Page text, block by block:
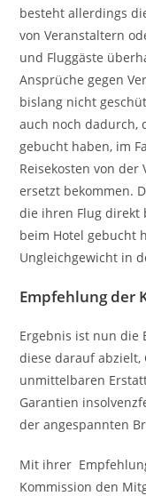
besteht allerdings
von Veranstaltern
und Fluggäste
Ansprüche gegen
bislang nicht
auch noch dadurch,
gebucht haben, im
Reisekosten von der
ersetzt bekommen.
die ihren Flug
beim Hotel gebucht
Ungleichgewicht in
Empfehlung der
Ergebnis ist nun die
diese darauf abzielt,
unmittelbaren
Garantien
der angespannten
Mit ihrer
Kommission den